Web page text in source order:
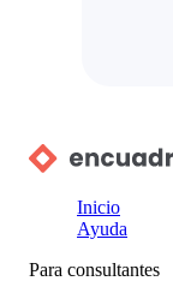
Inicio
Ayuda
Para consultantes